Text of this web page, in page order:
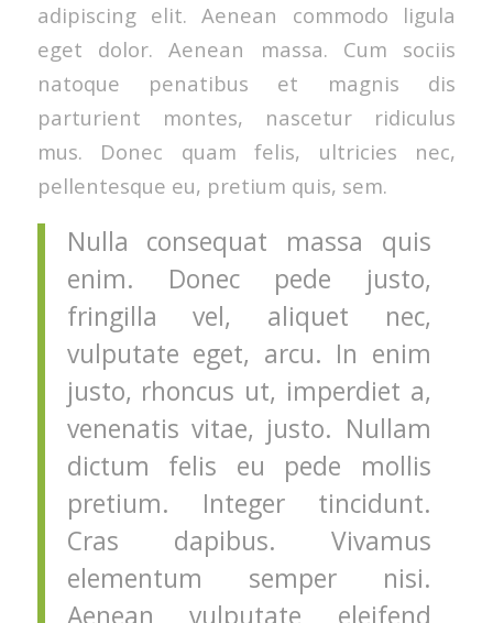
adipiscing elit. Aenean commodo ligula
eget dolor. Aenean massa. Cum sociis
natoque penatibus et magnis dis
parturient montes, nascetur ridiculus
mus. Donec quam felis, ultricies nec,
pellentesque eu, pretium quis, sem.
Nulla consequat massa quis
enim. Donec pede justo,
fringilla vel, aliquet nec,
vulputate eget, arcu. In enim
justo, rhoncus ut, imperdiet a,
venenatis vitae, justo. Nullam
dictum felis eu pede mollis
pretium. Integer tincidunt.
Cras dapibus. Vivamus
elementum semper nisi.
Aenean vulputate eleifend